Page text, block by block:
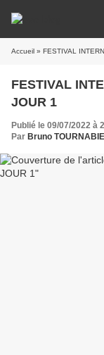
Accueil » FESTIVAL
FESTIVAL
JOUR 1
Publié le 09/07/2022 à
Par Bruno